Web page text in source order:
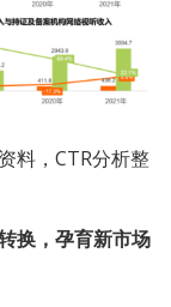
料，CTR分析整
换，孕育新市场